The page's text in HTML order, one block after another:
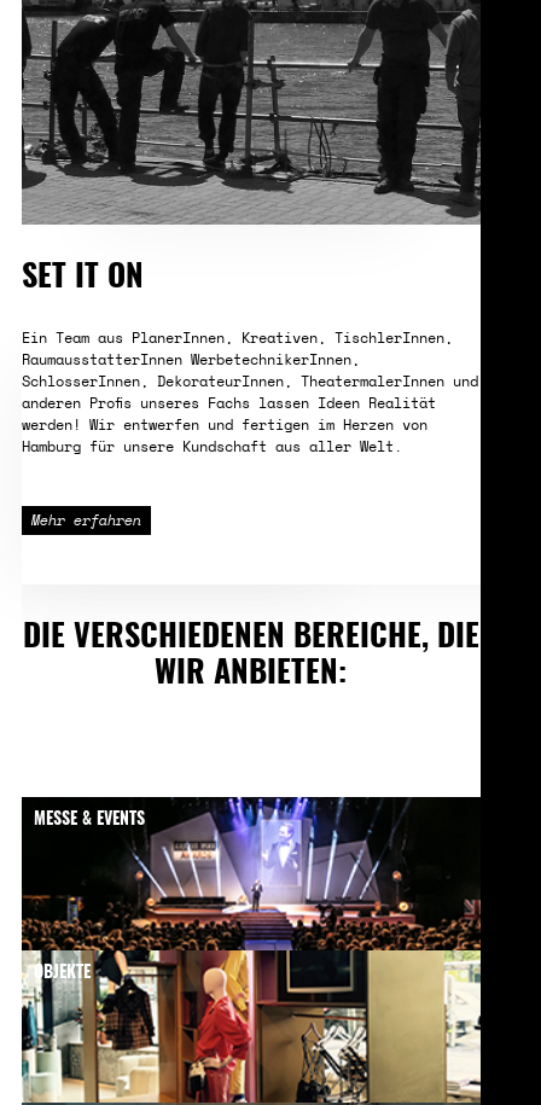
SET IT ON
Ein Team aus PlanerInnen, Kreativen, TischlerInnen,
RaumausstatterInnen WerbetechnikerInnen,
SchlosserInnen, DekorateurInnen, TheatermalerInnen und
anderen Profis unseres Fachs lassen Ideen Realität
werden! Wir entwerfen und fertigen im Herzen von
Hamburg für unsere Kundschaft aus aller Welt.
Mehr erfahren
DIE VERSCHIEDENEN BEREICHE, DIE
WIR ANBIETEN:
MESSE & EVENTS
OBJEKTE